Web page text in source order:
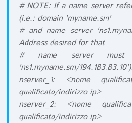
# NOTE: If a name server
(i.e.: domain 'myname.sm'
# and name server
Address desired for that
# name server
'ns1.myname.sm/194.183.83.10').
nserver_1: <nome
qualificato/indirizzo ip>
nserver_2: <nome
qualificato/indirizzo ip>